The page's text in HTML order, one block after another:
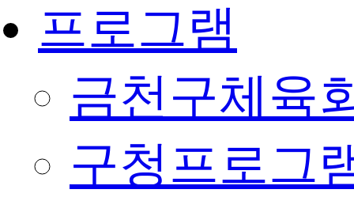
프로그램
금천구체육
구청프로그